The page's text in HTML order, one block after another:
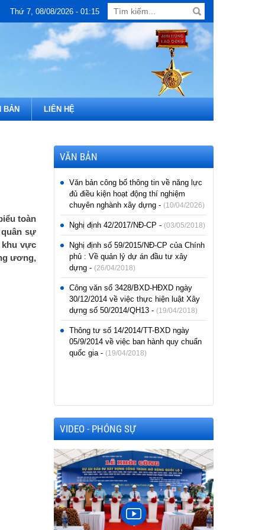
Thứ 7, 08/08/2026 - 01:15
BẢN LIÊN HỆ
toàn
sự
khu vực
ương,
VĂN BẢN
Văn bản công bố thông tin về năng lực
đủ điều kiện hoạt động thí nghiệm
chuyên nghành xây dựng - (10/04/2026)
Nghị định 42/2017/NĐ-CP - (03/05/2018)
Nghị định số 59/2015/NĐ-CP của Chính
phủ : Về quản lý dự án đầu tư xây
dựng - (26/04/2018)
Công văn số 3428/BXD-HĐXD ngày
30/12/2014 về việc thực hiện luật Xây
dựng số 50/2014/QH13 - (19/04/2018)
Thông tư số 14/2014/TT-BXD ngày
05/9/2014 về việc ban hành quy chuẩn
quốc gia - (19/04/2018)
VIDEO - PHÓNG SỰ